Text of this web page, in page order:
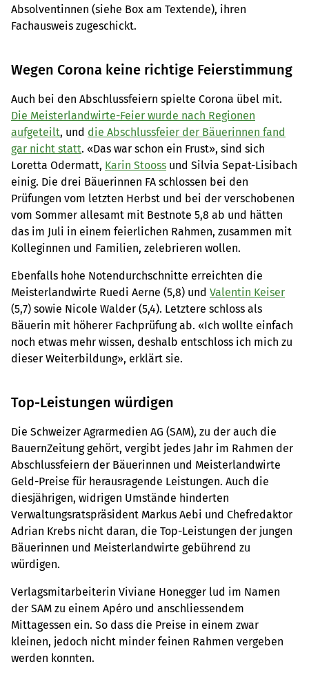
Absolventinnen (siehe Box am Textende), ihren
Fachausweis zugeschickt.
Wegen Corona keine richtige Feierstimmung
Auch bei den Abschlussfeiern spielte Corona übel mit.
Die Meisterlandwirte-Feier wurde nach Regionen
aufgeteilt, und die Abschlussfeier der Bäuerinnen fand
gar nicht statt. «Das war schon ein Frust», sind sich
Loretta Odermatt, Karin Stooss und Silvia Sepat-Lisibach
einig. Die drei Bäuerinnen FA schlossen bei den
Prüfungen vom letzten Herbst und bei der verschobenen
vom Sommer allesamt mit Bestnote 5,8 ab und hätten
das im Juli in einem feierlichen Rahmen, zusammen mit
Kolleginnen und Familien, zelebrieren wollen.
Ebenfalls hohe Notendurchschnitte erreichten die
Meisterlandwirte Ruedi Aerne (5,8) und Valentin Keiser
(5,7) sowie Nicole Walder (5,4). Letztere schloss als
Bäuerin mit höherer Fachprüfung ab. «Ich wollte einfach
noch etwas mehr wissen, deshalb entschloss ich mich zu
dieser Weiterbildung», erklärt sie.
Top-Leistungen würdigen
Die Schweizer Agrarmedien AG (SAM), zu der auch die
BauernZeitung gehört, vergibt jedes Jahr im Rahmen der
Abschlussfeiern der Bäuerinnen und Meisterlandwirte
Geld-Preise für herausragende Leistungen. Auch die
diesjährigen, widrigen Umstände hinderten
Verwaltungsratspräsident Markus Aebi und Chefredaktor
Adrian Krebs nicht daran, die Top-Leistungen der jungen
Bäuerinnen und Meisterlandwirte gebührend zu
würdigen.
Verlagsmitarbeiterin Viviane Honegger lud im Namen
der SAM zu einem Apéro und anschliessendem
Mittagessen ein. So dass die Preise in einem zwar
kleinen, jedoch nicht minder feinen Rahmen vergeben
werden konnten.